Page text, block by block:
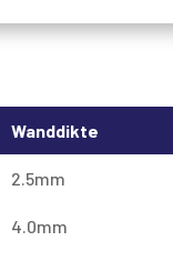
Wanddikte
2.5mm
4.0mm